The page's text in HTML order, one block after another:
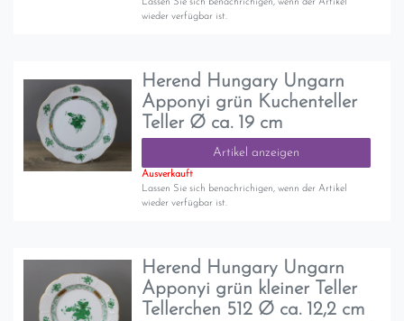
wieder verfügbar ist.
Herend Hungary Ungarn
Apponyi grün Kuchenteller
Teller Ø ca. 19 cm
Artikel anzeigen
Ausverkauft
Lassen Sie sich benachrichigen, wenn der Artikel
wieder verfügbar ist.
Herend Hungary Ungarn
Apponyi grün kleiner Teller
Tellerchen 512 Ø ca. 12,2 cm